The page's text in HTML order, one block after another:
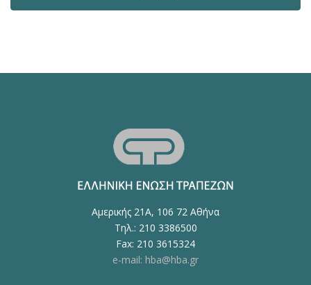
Αμερικής 21Α, 106 72 Αθήνα
Τηλ.: 210 3386500
Fax: 210 3615324
e-mail: hba@hba.gr